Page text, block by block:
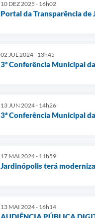
10 DEZ 2025 - 16h02
Portal da Transparência de
02 JUL 2024 - 13h45
3ª Conferência Municipal
13 JUN 2024 - 14h26
3ª Conferência Municipal
17 MAI 2024 - 11h59
Jardinópolis terá
13 MAI 2024 - 16h14